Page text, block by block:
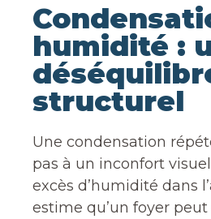
humidité :
structurel
Une condensation
pas à un inconfort
excès d’humidité dans
estime qu’un foyer